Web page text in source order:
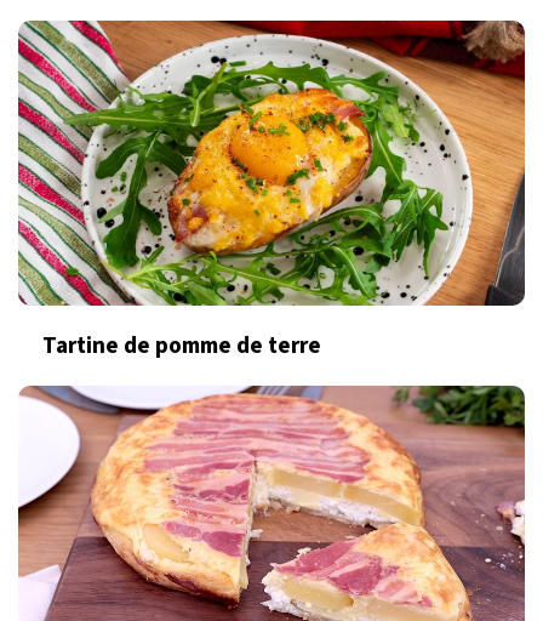
Tartine de pomme de terre